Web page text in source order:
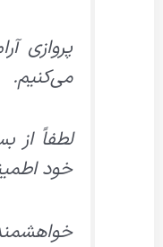
پروازی
می‌کنیم.
لطفاً از
خود